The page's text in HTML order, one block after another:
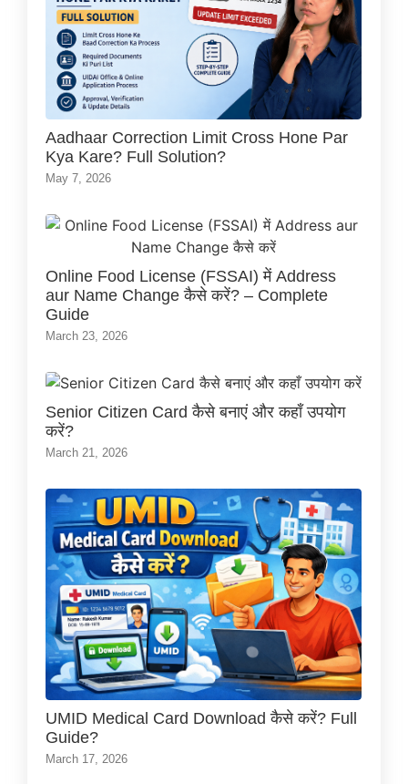
Aadhaar Correction Limit Cross Hone Par
Kya Kare? Full Solution?
May 7, 2026
Online Food License (FSSAI) में Address
aur Name Change कैसे करें? – Complete
Guide
March 23, 2026
Senior Citizen Card कैसे बनाएं और कहाँ उपयोग
करें?
March 21, 2026
UMID Medical Card Download कैसे करें? Full
Guide?
March 17, 2026